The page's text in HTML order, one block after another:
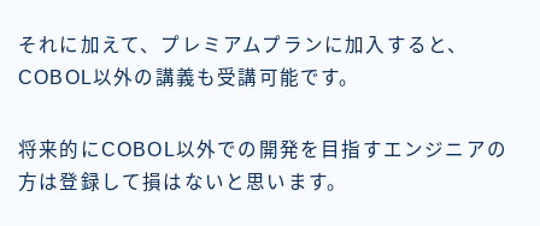
それに加えて、プレミアムプランに加入すると、
COBOL以外の講義も受講可能です。
将来的にCOBOL以外での開発を目指すエンジニアの
方は登録して損はないと思います。